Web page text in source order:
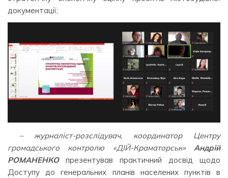
документації;
– журналіст-розслідувач, координатор Центру
громадського контролю «ДІЙ-Краматорськ» Андрій
РОМАНЕНКОпрезентував практичний досвід щодо
Доступу до генеральних планів населених пунктів в